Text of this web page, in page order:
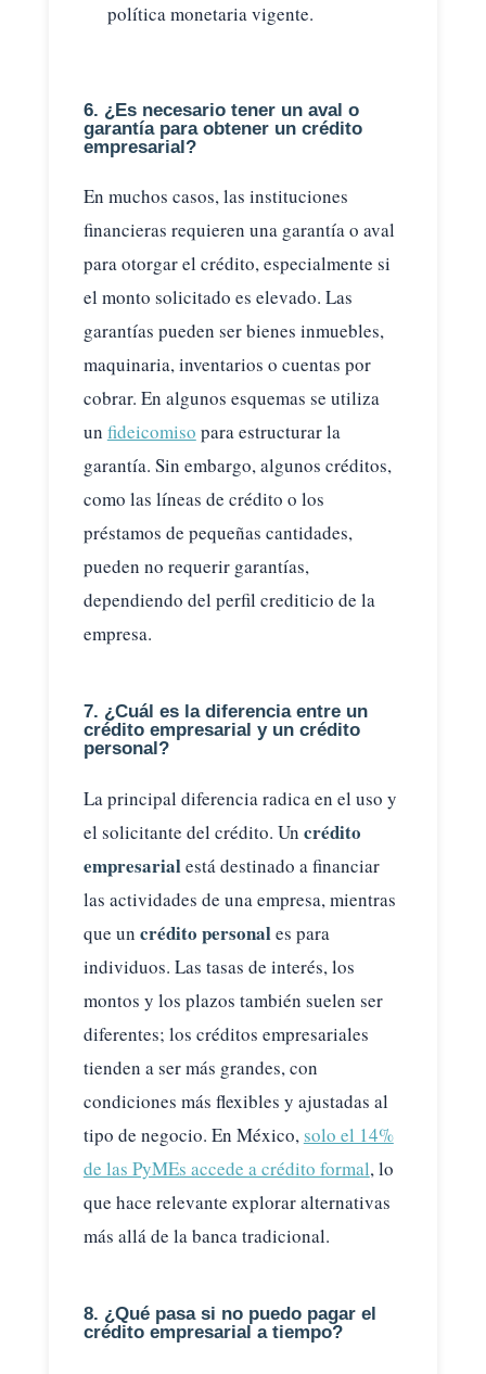
política monetaria vigente.
6. ¿Es necesario tener un aval o
garantía para obtener un crédito
empresarial?
En muchos casos, las instituciones
financieras requieren una garantía o aval
para otorgar el crédito, especialmente si
el monto solicitado es elevado. Las
garantías pueden ser bienes inmuebles,
maquinaria, inventarios o cuentas por
cobrar. En algunos esquemas se utiliza
un fideicomiso para estructurar la
garantía. Sin embargo, algunos créditos,
como las líneas de crédito o los
préstamos de pequeñas cantidades,
pueden no requerir garantías,
dependiendo del perfil crediticio de la
empresa.
7. ¿Cuál es la diferencia entre un
crédito empresarial y un crédito
personal?
La principal diferencia radica en el uso y
el solicitante del crédito. Un crédito
empresarialestá destinado a financiar
las actividades de una empresa, mientras
que un crédito personales para
individuos. Las tasas de interés, los
montos y los plazos también suelen ser
diferentes; los créditos empresariales
tienden a ser más grandes, con
condiciones más flexibles y ajustadas al
tipo de negocio. En México, solo el 14%
de las PyMEs accede a crédito formal, lo
que hace relevante explorar alternativas
más allá de la banca tradicional.
8. ¿Qué pasa si no puedo pagar el
crédito empresarial a tiempo?